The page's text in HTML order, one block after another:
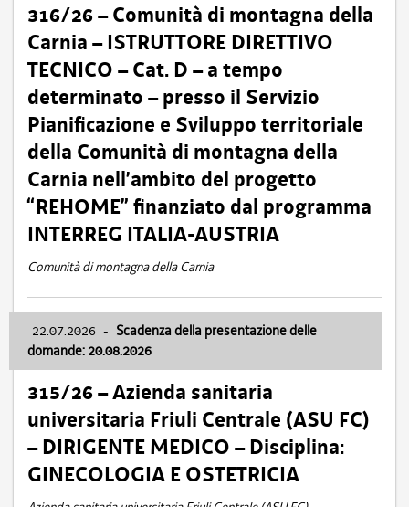
316/26 – Comunità di montagna della
Carnia – ISTRUTTORE DIRETTIVO
TECNICO – Cat. D – a tempo
determinato – presso il Servizio
Pianificazione e Sviluppo territoriale
della Comunità di montagna della
Carnia nell’ambito del progetto
“REHOME” finanziato dal programma
INTERREG ITALIA-AUSTRIA
Comunità di montagna della Carnia
22.07.2026 - Scadenza della presentazione delle
domande: 20.08.2026
315/26 – Azienda sanitaria
universitaria Friuli Centrale (ASU FC)
– DIRIGENTE MEDICO – Disciplina:
GINECOLOGIA E OSTETRICIA